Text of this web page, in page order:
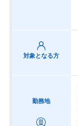
対象となる方
勤務地